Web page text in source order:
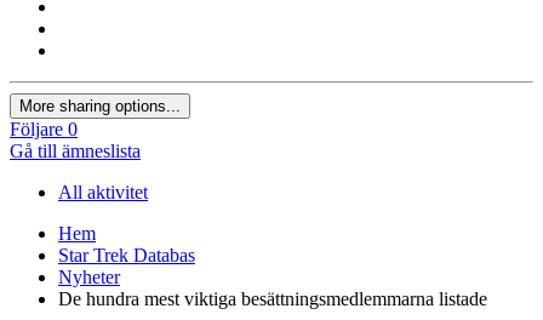
More sharing options...
Följare 0
Gå till ämneslista
All aktivitet
Hem
Star Trek Databas
Nyheter
De hundra mest viktiga besättningsmedlemmarna listade